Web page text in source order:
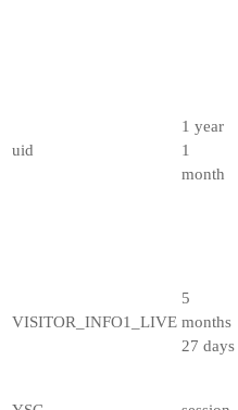
uid
1 year
1
month
VISITOR_INFO1_LIVE
5
months
27 days